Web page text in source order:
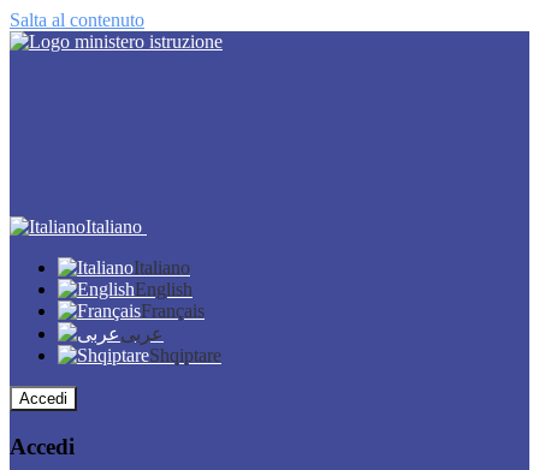
Salta al contenuto
Italiano
Italiano
English
Français
عربى
Shqiptare
Accedi
Accedi